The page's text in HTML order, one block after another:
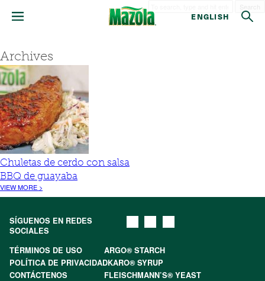
ENGLISH
Archives
Chuletas de cerdo con salsa
BBQ de guayaba
VIEW MORE >
SÍGUENOS EN REDES
SOCIALES
TÉRMINOS DE USO
ARGO® STARCH
POLÍTICA DE PRIVACIDADKARO® SYRUP
CONTÁCTENOS
FLEISCHMANN’S® YEAST